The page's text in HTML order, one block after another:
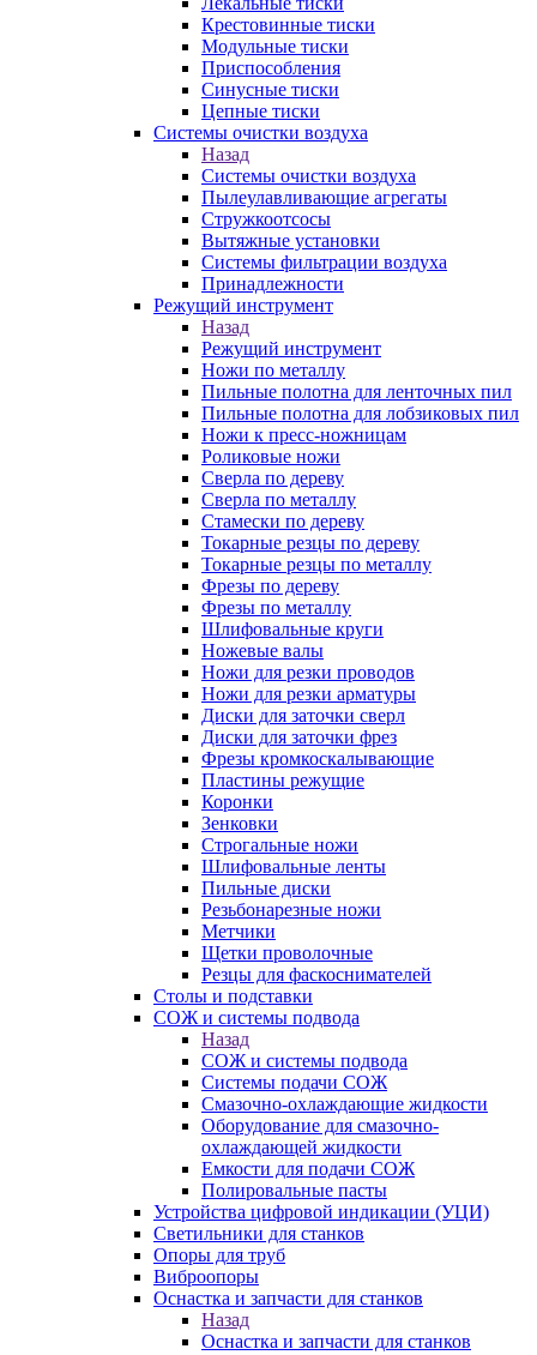
Крестовинные тиски
Модульные тиски
Приспособления
Синусные тиски
Цепные тиски
Системы очистки воздуха
Назад
Системы очистки воздуха
Пылеулавливающие агрегаты
Стружкоотсосы
Вытяжные установки
Системы фильтрации воздуха
Принадлежности
Режущий инструмент
Назад
Режущий инструмент
Ножи по металлу
Пильные полотна для ленточных пил
Пильные полотна для лобзиковых пил
Ножи к пресс-ножницам
Роликовые ножи
Сверла по дереву
Сверла по металлу
Стамески по дереву
Токарные резцы по дереву
Токарные резцы по металлу
Фрезы по дереву
Фрезы по металлу
Шлифовальные круги
Ножевые валы
Ножи для резки проводов
Ножи для резки арматуры
Диски для заточки сверл
Диски для заточки фрез
Фрезы кромкоскалывающие
Пластины режущие
Коронки
Зенковки
Строгальные ножи
Шлифовальные ленты
Пильные диски
Резьбонарезные ножи
Метчики
Щетки проволочные
Резцы для фаскоснимателей
Столы и подставки
СОЖ и системы подвода
Назад
СОЖ и системы подвода
Системы подачи СОЖ
Смазочно-охлаждающие жидкости
Оборудование для смазочно-
охлаждающей жидкости
Емкости для подачи СОЖ
Полировальные пасты
Устройства цифровой индикации (УЦИ)
Светильники для станков
Опоры для труб
Виброопоры
Оснастка и запчасти для станков
Назад
Оснастка и запчасти для станков